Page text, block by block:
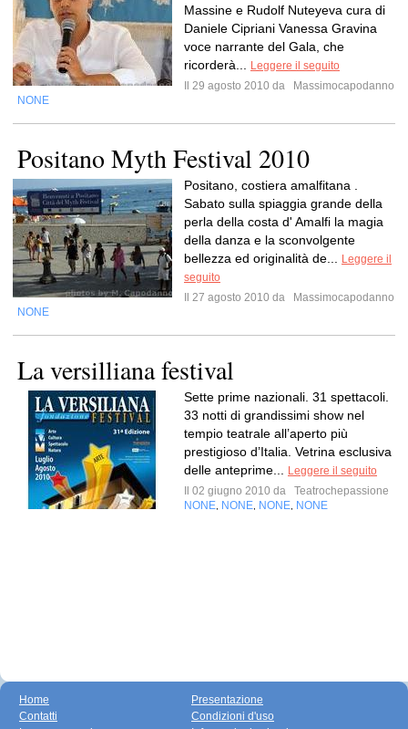
Massine e Rudolf Nuteyeva cura di
Daniele Cipriani Vanessa Gravina
voce narrante del Gala, che
ricorderà...
Leggere il seguito
Il 29 agosto 2010 da
Massimocapodanno
NONE
Positano Myth Festival 2010
Positano, costiera amalfitana .
Sabato sulla spiaggia grande della
perla della costa d' Amalfi la magia
della danza e la sconvolgente
bellezza ed originalità de...
Leggere il
seguito
Il 27 agosto 2010 da
Massimocapodanno
NONE
La versilliana festival
Sette prime nazionali. 31 spettacoli.
33 notti di grandissimi show nel
tempio teatrale all’aperto più
prestigioso d’Italia. Vetrina esclusiva
delle anteprime...
Leggere il seguito
Il 02 giugno 2010 da
Teatrochepassione
NONE NONE NONE NONE
Home
Contatti
Presentazione
Condizioni d'uso